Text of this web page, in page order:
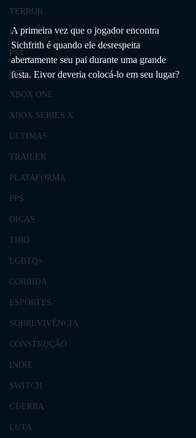
TERROR
PC
PS4
PS5
XBOX ONE
XBOX SERIES X
ÚLTIMAS
TRAILER
PLATAFORMA
FPS
DICAS
TIRO
LGBTQ+
CORRIDA
ESPORTES
SOBREVIVÊNCIA
CONSTRUÇÃO
INDIE
SWITCH
GUERRA
LUTA
A primeira vez que o jogador encontra
Sichfrith é quando ele desrespeita
abertamente seu pai durante uma grande
festa. Eivor deveria colocá-lo em seu lugar?